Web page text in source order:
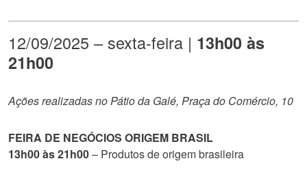
12/09/2025 – sexta-feira | 13h00 às
21h00
Ações realizadas no Pátio da Galé, Praça do Comércio, 10
FEIRA DE NEGÓCIOS ORIGEM BRASIL
13h00 às 21h00– Produtos de origem brasileira